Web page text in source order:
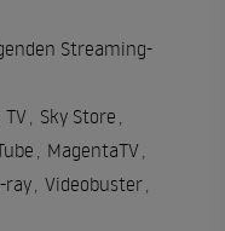
Streaming-
Sky Store
MagentaTV
ray Videobuster